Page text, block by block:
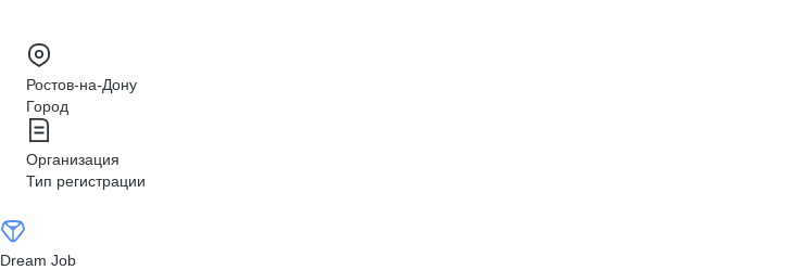
Ростов-на-Дону
Город
Организация
Тип регистрации
Dream Job